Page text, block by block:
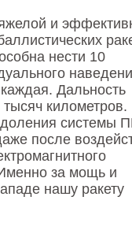
и
нести 10
Дальность
тысяч
системы
после
за мощь и
нашу ракету